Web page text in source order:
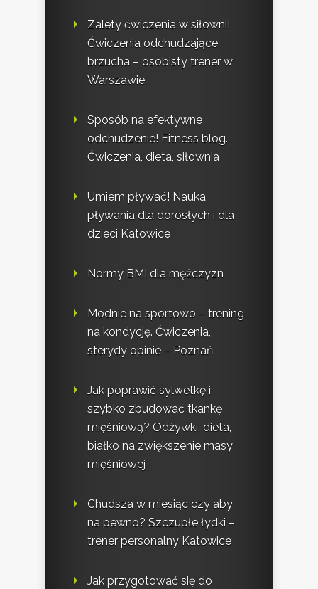
Zalety ćwiczenia w siłowni!
Ćwiczenia odchudzające
brzucha – osobisty trener w
Warszawie
Sposób na efektywne
odchudzenie! Fitness blog.
Ćwiczenia, dieta, siłownia
Umiem pływać! Nauka
pływania dla dorosłych i dla
dzieci Katowice
Normy BMI dla mężczyzn
Modnie na sportowo – trening
na kondycję. Ćwiczenia,
sterydy opinie – Poznań
Jak poprawić sylwetkę i
szybko zbudować tkankę
mięśniową? Odżywki, dieta,
białko na zwiększenie masy
mięśniowej
Chudsza w miesiąc czy aby
na pewno? Szczupłe łydki –
trener personalny Katowice
Jak przygotować się do